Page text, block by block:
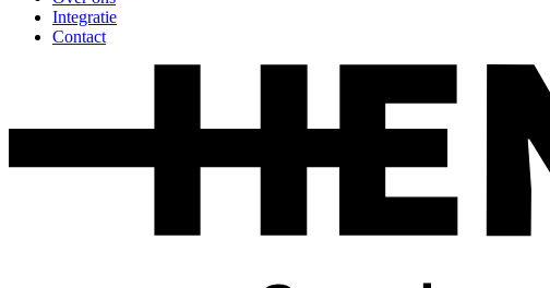
Integratie
Contact